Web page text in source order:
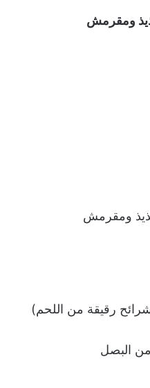
ومقرمش
ومقرمش
رقیقة من اللحم)
البصل